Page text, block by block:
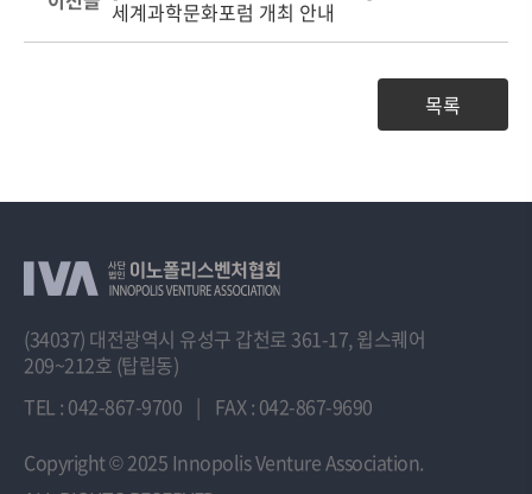
세계과학문화포럼 개최 안내
목록
(34037) 대전광역시 유성구 갑천로 361-17, 윕스퀘어
209~212호 (탑립동)
TEL : 042-867-9700 | FAX : 042-867-9690
Copyright© 2025 Innopolis Venture Association.